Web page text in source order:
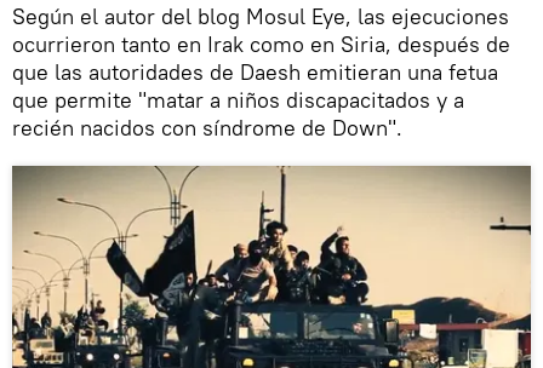
Según el autor del blog Mosul Eye, las ejecuciones
ocurrieron tanto en Irak como en Siria, después de
que las autoridades de Daesh emitieran una fetua
que permite "matar a niños discapacitados y a
recién nacidos con síndrome de Down".